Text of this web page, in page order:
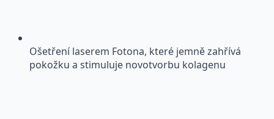
Ošetření laserem Fotona, které jemně zahřívá
pokožku a stimuluje novotvorbu kolagenu